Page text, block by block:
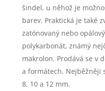
šindel, u něhož je
barev. Praktická je také
zatónovaný nebo
polykarbonát, známý
makrolon. Prodává se v
a formátech. Nejběžněji
8, 10 a 12 mm.